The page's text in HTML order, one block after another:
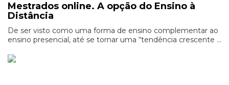
Mestrados online. A opção do Ensino à
Distância
De ser visto como uma forma de ensino complementar ao
ensino presencial, até se tornar uma “tendência crescente ...